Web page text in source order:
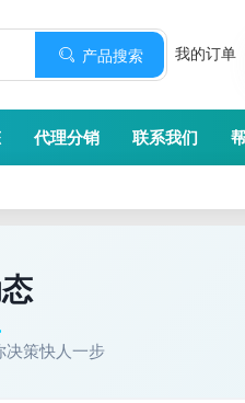
产品搜索
我的订单
代理分销 联系我们
决策快人一步